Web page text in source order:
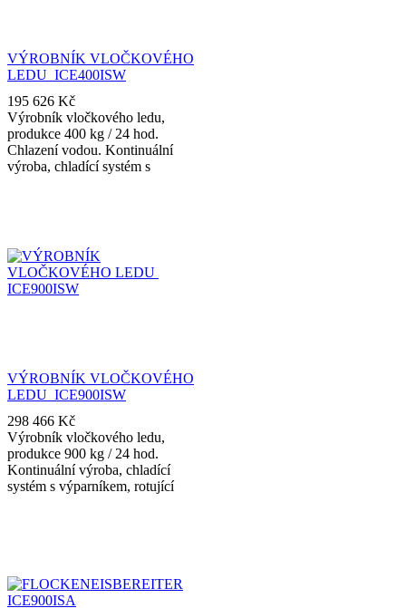
VÝROBNÍK VLOČKOVÉHO
LEDU ICE400ISW
195 626 Kč
Výrobník vločkového ledu,
produkce 400 kg / 24 hod.
Chlazení vodou. Kontinuální
výroba, chladící systém s
VÝROBNÍK VLOČKOVÉHO
LEDU ICE900ISW
298 466 Kč
Výrobník vločkového ledu,
produkce 900 kg / 24 hod.
Kontinuální výroba, chladící
systém s výparníkem, rotující